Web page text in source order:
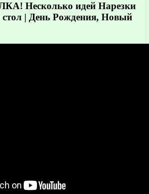
Несколько идей Нарезки
| День Рождения, Новый